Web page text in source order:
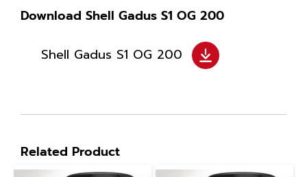
Download Shell Gadus S1 OG 200
Shell Gadus S1 OG 200
Related Product